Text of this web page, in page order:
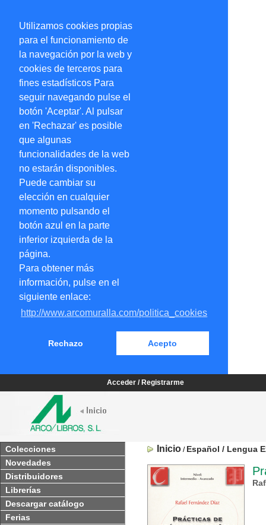
Utilizamos cookies propias
para el funcionamiento de
la navegación por la web y
cookies de terceros para
fines estadísticos Para
seguir navegando pulse el
botón 'Aceptar'. Al pulsar
en 'Rechazar' es posible
que algunas
funcionalidades de la web
no estarán disponibles.
Puede cambiar su
elección en cualquier
momento pulsando el
botón azul en la parte
inferior izquierda de la
página.
Para obtener más
información, pulse en el
siguiente enlace:
http://www.arcomuralla.com/politica_cookies
Rechazo Acepto
Acceder / Registrarme
Colecciones
Novedades
Distribuidores
Librerías
Descargar catálogo
Ferias
Inicio / Español / Lengua